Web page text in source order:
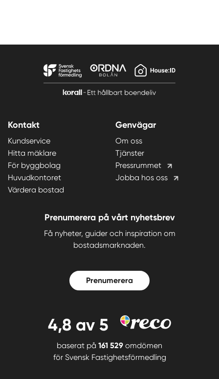
Kontakt
Kundservice
Hitta mäklare
För byggbolag
Huvudkontoret
Värdera bostad
Genvägar
Om oss
Tjänster
Pressrummet
Jobba hos oss
Prenumerera på vårt nyhetsbrev
Få nyheter, guider och inspiration om
bostadsmarknaden.
Prenumerera
4,8 av 5
baserat på 161 529 omdömen
för Svensk Fastighetsförmedling